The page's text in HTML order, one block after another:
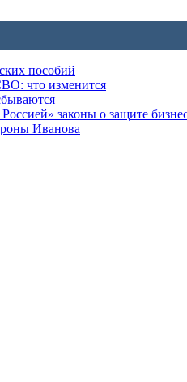
пособий
что изменится
законы о защите
Иванова